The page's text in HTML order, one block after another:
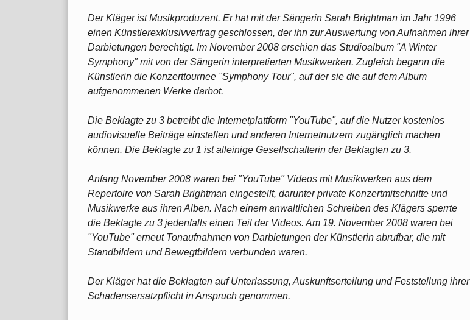
Der Kläger ist Musikproduzent. Er hat mit der Sängerin Sarah Brightman im Jahr 1996
einen Künstlerexklusivvertrag geschlossen, der ihn zur Auswertung von Aufnahmen ihrer
Darbietungen berechtigt. Im November 2008 erschien das Studioalbum "A Winter
Symphony" mit von der Sängerin interpretierten Musikwerken. Zugleich begann die
Künstlerin die Konzerttournee "Symphony Tour", auf der sie die auf dem Album
aufgenommenen Werke darbot.
Die Beklagte zu 3 betreibt die Internetplattform "YouTube", auf die Nutzer kostenlos
audiovisuelle Beiträge einstellen und anderen Internetnutzern zugänglich machen
können. Die Beklagte zu 1 ist alleinige Gesellschafterin der Beklagten zu 3.
Anfang November 2008 waren bei "YouTube" Videos mit Musikwerken aus dem
Repertoire von Sarah Brightman eingestellt, darunter private Konzertmitschnitte und
Musikwerke aus ihren Alben. Nach einem anwaltlichen Schreiben des Klägers sperrte
die Beklagte zu 3 jedenfalls einen Teil der Videos. Am 19. November 2008 waren bei
"YouTube" erneut Tonaufnahmen von Darbietungen der Künstlerin abrufbar, die mit
Standbildern und Bewegtbildern verbunden waren.
Der Kläger hat die Beklagten auf Unterlassung, Auskunftserteilung und Feststellung ihrer
Schadensersatzpflicht in Anspruch genommen.